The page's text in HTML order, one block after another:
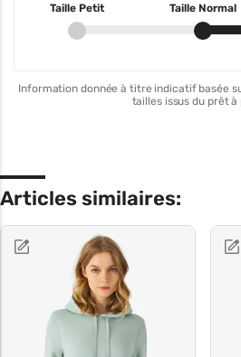
Taille Petit Taille Normal
Information donnée à titre indicatif basée
tailles issus du prêt à
Articles similaires: